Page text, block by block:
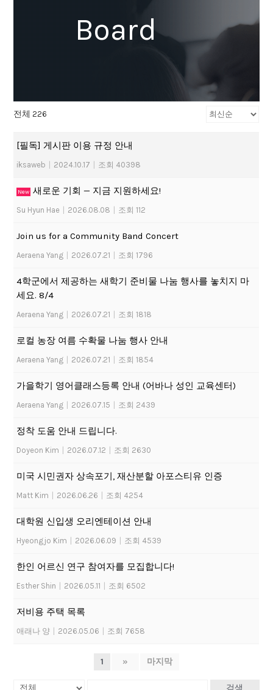
Board
전체 226
[필독] 게시판 이용 규정 안내
iksaweb 2024.10.17 조회 40398
New 새로운 기회 — 지금 지원하세요!
Su Hyun Hae 2026.08.08 조회 112
Join us for a Community Band Concert
Aeraena Yang 2026.07.21 조회 1796
4학군에서 제공하는 새학기 준비물 나눔 행사를 놓치지 마
세요. 8/4
Aeraena Yang 2026.07.21 조회 1818
로컬 농장 여름 수확물 나눔 행사 안내
Aeraena Yang 2026.07.21 조회 1854
가을학기 영어클래스등록 안내 (어바나 성인 교육센터)
Aeraena Yang 2026.07.15 조회 2439
정착 도움 안내 드립니다.
Doyeon Kim 2026.07.12 조회 2630
미국 시민권자 상속포기, 재산분할 아포스티유 인증
Matt Kim 2026.06.26 조회 4254
대학원 신입생 오리엔테이션 안내
Hyeongjo Kim 2026.06.09 조회 4539
한인 어르신 연구 참여자를 모집합니다!
Esther Shin 2026.05.11 조회 6502
저비용 주택 목록
애래나 양 2026.05.06 조회 7658
1 » 마지막
검색